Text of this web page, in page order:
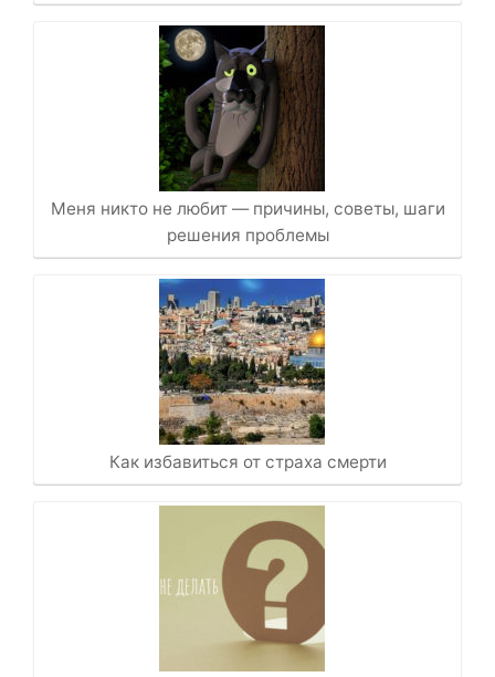
Меня никто не любит — причины, советы, шаги
решения проблемы
Как избавиться от страха смерти